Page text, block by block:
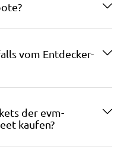
vom Entdecker-
der evm-
kaufen?